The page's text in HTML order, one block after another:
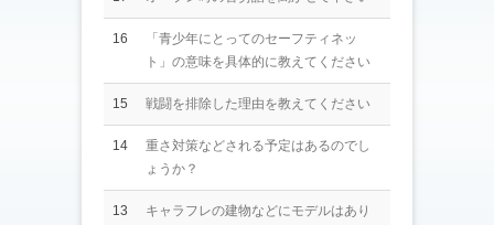
16
「青少年にとってのセーフティネッ
ト」の意味を具体的に教えてください
15 戦闘を排除した理由を教えてください
14
重さ対策などされる予定はあるのでし
ょうか？
13
キャラフレの建物などにモデルはあり